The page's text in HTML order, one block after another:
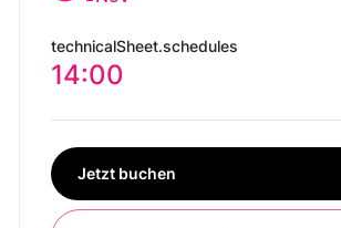
technicalSheet.schedules
14:00
Jetzt buchen